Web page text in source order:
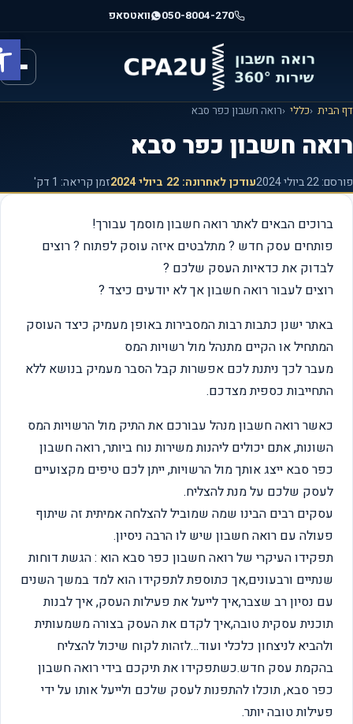
פתח
050-8004-270 וואטסאפ
הבית כללי רואה חשבון כפר סבא
חשבון כפר סבא
22 ביולי 2024 עודכן לאחרונה:22 ביולי 2024 זמן קריאה: 1 דק'
ברוכים הבאים לאתר רואה חשבון מוסמך עבורך!
פותחים עסק חדש ? מתלבטים איזה עוסק לפתוח ? רוצים
לבדוק את כדאיות העסק שלכם ?
רוצים לעבור רואה חשבון אך לא יודעים כיצד ?
באתר ישנן כתבות רבות המסבירות באופן מעמיק כיצד העוסק
המתחיל או הקיים מתנהל מול רשויות המס
מעבר לכך ניתנת לכם אפשרות קבל הסבר מעמיק בנושא ללא
התחייבות כספית מצדכם.
כאשר רואה חשבון מנהל עבורכם את התיק מול הרשויות המס
השונות, אתם יכולים ליהנות משירות נוח ביותר, רואה חשבון
כפר סבא ייצג אותך מול הרשויות, ייתן לכם טיפים מקצועיים
לעסק שלכם על מנת להצליח.
עסקים רבים הבינו שמה שמוביל להצלחה אמיתית זה שיתוף
פעולה עם רואה חשבון שיש לו הרבה ניסיון.
תפקידו העיקרי של רואה חשבון כפר סבא הוא : הגשת דוחות
שנתיים ורבעונים,אך כתוספת לתפקידו הוא למד במשך השנים
עם נסיון רב שצבר,איך לייעל את פעילות העסק, איך לבנות
תוכנית עסקית טובה,איך לקדם את העסק בצורה משמעותית
ולהביא לניצחון כלכלי ועוד…לזהות לקוח שיכול להצליח
בהקמת עסק חדש.כשתפקידו את תיקכם בידי רואה חשבון
כפר סבא, תוכלו להתפנות לעסק שלכם ולייעל אותו על ידי
פעילות טובה יותר.